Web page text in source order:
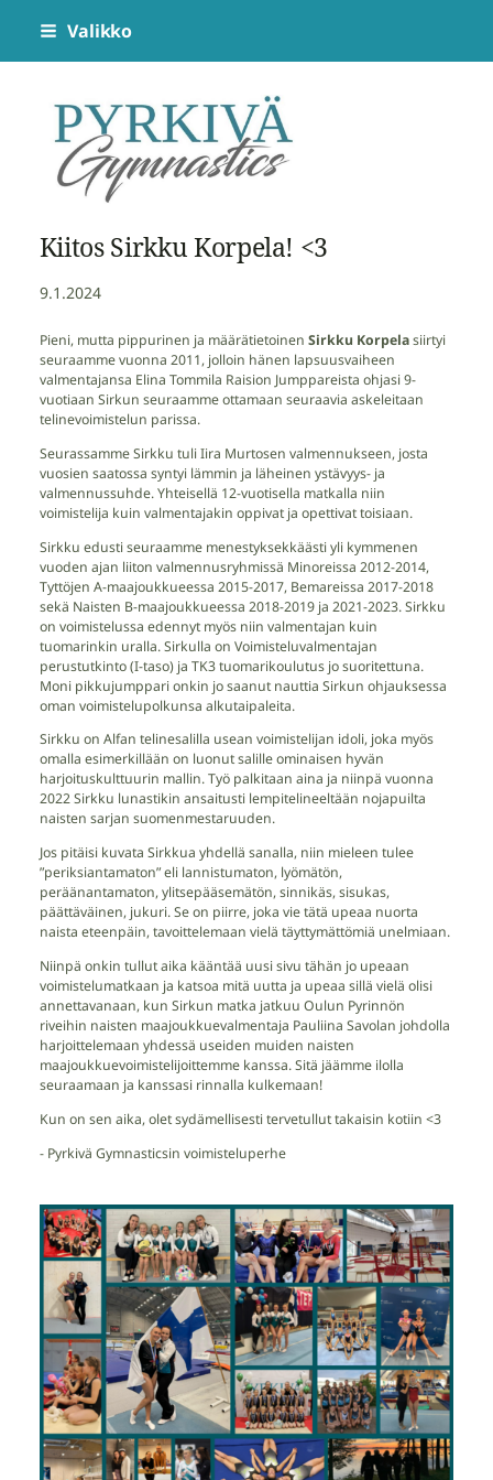
Siirry
sivun
sisältöön
Valikko
Pyrkivä Gymnastics
Kiitos Sirkku Korpela! <3
9.1.2024
Pieni, mutta pippurinen ja määrätietoinen Sirkku Korpelasiirtyi
seuraamme vuonna 2011, jolloin hänen lapsuusvaiheen
valmentajansa Elina Tommila Raision Jumppareista ohjasi 9-
vuotiaan Sirkun seuraamme ottamaan seuraavia askeleitaan
telinevoimistelun parissa.
Seurassamme Sirkku tuli Iira Murtosen valmennukseen, josta
vuosien saatossa syntyi lämmin ja läheinen ystävyys- ja
valmennussuhde. Yhteisellä 12-vuotisella matkalla niin
voimistelija kuin valmentajakin oppivat ja opettivat toisiaan.
Sirkku edusti seuraamme menestyksekkäästi yli kymmenen
vuoden ajan liiton valmennusryhmissä Minoreissa 2012-2014,
Tyttöjen A-maajoukkueessa 2015-2017, Bemareissa 2017-2018
sekä Naisten B-maajoukkueessa 2018-2019 ja 2021-2023. Sirkku
on voimistelussa edennyt myös niin valmentajan kuin
tuomarinkin uralla. Sirkulla on Voimisteluvalmentajan
perustutkinto (I-taso) ja TK3 tuomarikoulutus jo suoritettuna.
Moni pikkujumppari onkin jo saanut nauttia Sirkun ohjauksessa
oman voimistelupolkunsa alkutaipaleita.
Sirkku on Alfan telinesalilla usean voimistelijan idoli, joka myös
omalla esimerkillään on luonut salille ominaisen hyvän
harjoituskulttuurin mallin. Työ palkitaan aina ja niinpä vuonna
2022 Sirkku lunastikin ansaitusti lempitelineeltään nojapuilta
naisten sarjan suomenmestaruuden.
Jos pitäisi kuvata Sirkkua yhdellä sanalla, niin mieleen tulee
”periksiantamaton” eli lannistumaton, lyömätön,
peräänantamaton, ylitsepääsemätön, sinnikäs, sisukas,
päättäväinen, jukuri. Se on piirre, joka vie tätä upeaa nuorta
naista eteenpäin, tavoittelemaan vielä täyttymättömiä unelmiaan.
Niinpä onkin tullut aika kääntää uusi sivu tähän jo upeaan
voimistelumatkaan ja katsoa mitä uutta ja upeaa sillä vielä olisi
annettavanaan, kun Sirkun matka jatkuu Oulun Pyrinnön
riveihin naisten maajoukkuevalmentaja Pauliina Savolan johdolla
harjoittelemaan yhdessä useiden muiden naisten
maajoukkuevoimistelijoittemme kanssa. Sitä jäämme ilolla
seuraamaan ja kanssasi rinnalla kulkemaan!
Kun on sen aika, olet sydämellisesti tervetullut takaisin kotiin <3
- Pyrkivä Gymnasticsin voimisteluperhe